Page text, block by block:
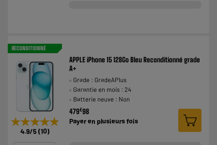
RECONDITIONNÉ
★★★★★
★★★★★
4.9/5 (10)
APPLE iPhone 15 128Go Bleu Reconditionné grade
A+
Grade : GradeAPlus
Garantie en mois : 24
Batterie neuve : Non
479€98
Payer en plusieurs fois